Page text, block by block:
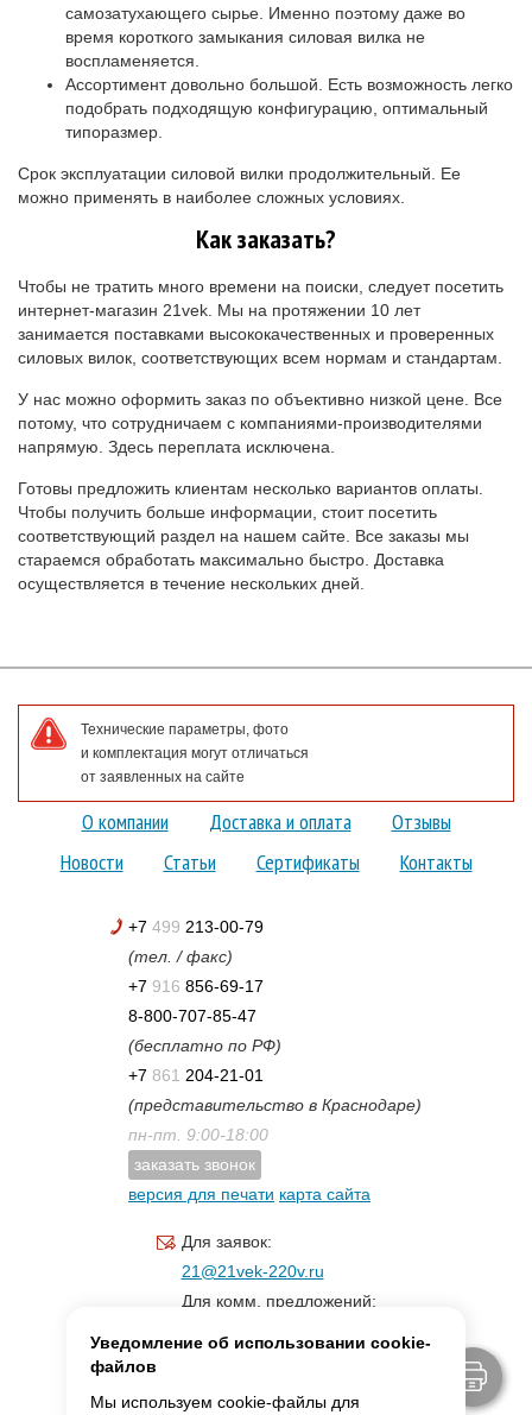
самозатухающего сырье. Именно поэтому даже во
время короткого замыкания силовая вилка не
воспламеняется.
Ассортимент довольно большой. Есть возможность легко
подобрать подходящую конфигурацию, оптимальный
типоразмер.
Срок эксплуатации силовой вилки продолжительный. Ее
можно применять в наиболее сложных условиях.
Как заказать?
Чтобы не тратить много времени на поиски, следует посетить
интернет-магазин 21vek. Мы на протяжении 10 лет
занимается поставками высококачественных и проверенных
силовых вилок, соответствующих всем нормам и стандартам.
У нас можно оформить заказ по объективно низкой цене. Все
потому, что сотрудничаем с компаниями-производителями
напрямую. Здесь переплата исключена.
Готовы предложить клиентам несколько вариантов оплаты.
Чтобы получить больше информации, стоит посетить
соответствующий раздел на нашем сайте. Все заказы мы
стараемся обработать максимально быстро. Доставка
осуществляется в течение нескольких дней.
Технические параметры, фото
и комплектация могут отличаться
от заявленных на сайте
О компании Доставка и оплата
Отзывы
Новости
Статьи Сертификаты Контакты
+7 499 213-00-79
(тел. / факс)
+7 916 856-69-17
8-800-707-85-47
(бесплатно по РФ)
+7 861 204-21-01
(представительство в Краснодаре)
пн-пт. 9:00-18:00
заказать звонок
версия для печати карта сайта
Для заявок:
21@21vek-220v.ru
Для комм. предложений:
Уведомление об использовании cookie-
файлов
Мы используем cookie-файлы для